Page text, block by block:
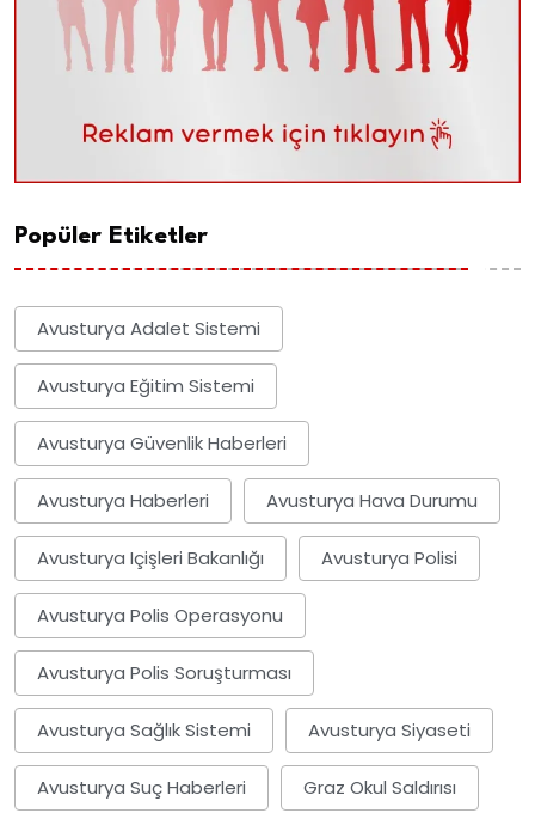
Popüler Etiketler
Avusturya Adalet Sistemi
Avusturya Eğitim Sistemi
Avusturya Güvenlik Haberleri
Avusturya Haberleri Avusturya Hava Durumu
Avusturya Içişleri Bakanlığı Avusturya Polisi
Avusturya Polis Operasyonu
Avusturya Polis Soruşturması
Avusturya Sağlık Sistemi Avusturya Siyaseti
Avusturya Suç Haberleri Graz Okul Saldırısı